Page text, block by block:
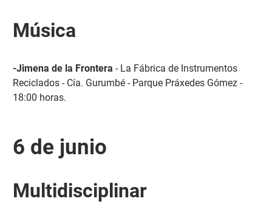
Música
-Jimena de la Frontera - La Fábrica de Instrumentos
Reciclados - Cía. Gurumbé - Parque Práxedes Gómez -
18:00 horas.
6 de junio
Multidisciplinar